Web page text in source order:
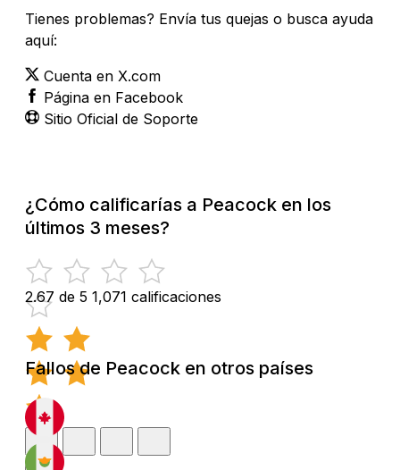
Tienes problemas? Envía tus quejas o busca ayuda
aquí:
Cuenta en X.com
Página en Facebook
Sitio Oficial de Soporte
¿Cómo calificarías a Peacock en los
últimos 3 meses?
2.67 de 5 1,071 calificaciones
Fallos de Peacock en otros países